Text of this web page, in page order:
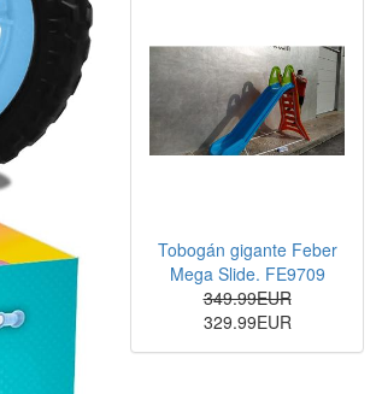
Tobogán gigante Feber
Mega Slide. FE9709
349.99EUR
329.99EUR